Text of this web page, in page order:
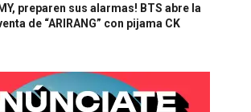
preparen sus alarmas! BTS abre la
de “ARIRANG” con pijama CK